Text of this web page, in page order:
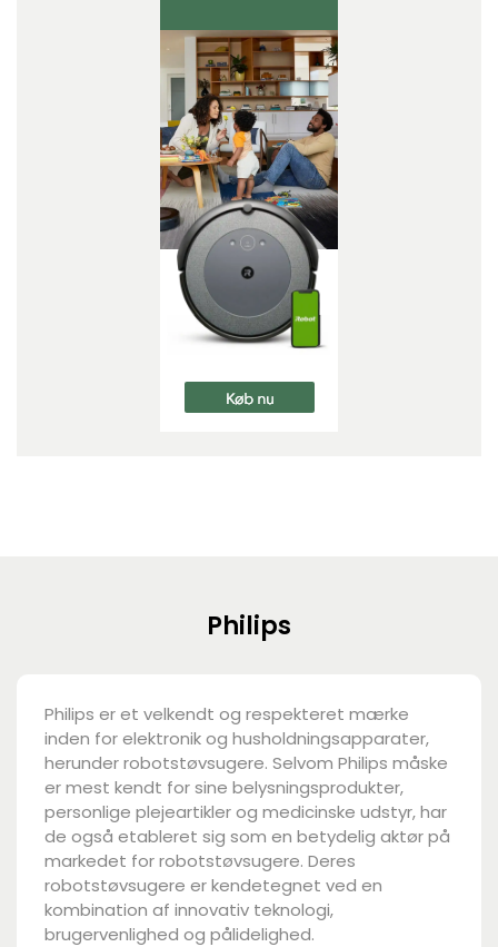
Philips
Philips er et velkendt og respekteret mærke
inden for elektronik og husholdningsapparater,
herunder robotstøvsugere. Selvom Philips måske
er mest kendt for sine belysningsprodukter,
personlige plejeartikler og medicinske udstyr, har
de også etableret sig som en betydelig aktør på
markedet for robotstøvsugere. Deres
robotstøvsugere er kendetegnet ved en
kombination af innovativ teknologi,
brugervenlighed og pålidelighed.